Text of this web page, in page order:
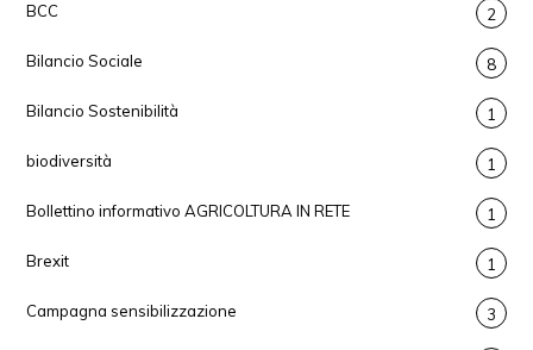
BCC 2
Bilancio Sociale 8
Bilancio Sostenibilità 1
biodiversità 1
Bollettino informativo AGRICOLTURA IN RETE 1
Brexit 1
Campagna sensibilizzazione 3